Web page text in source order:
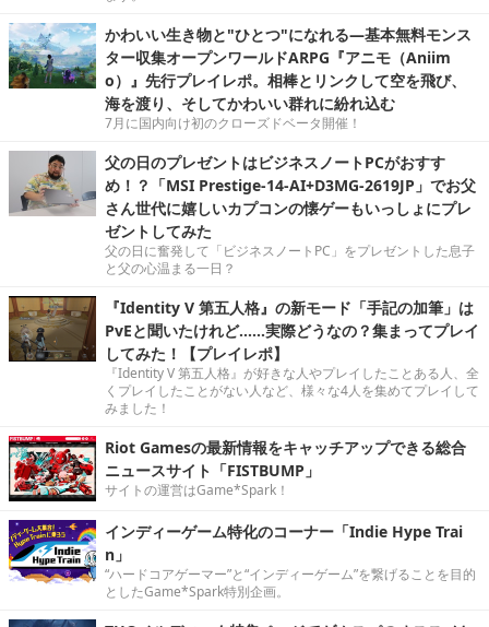
かわいい生き物と"ひとつ"になれる―基本無料モンス
ター収集オープンワールドARPG『アニモ（Aniim
o）』先行プレイレポ。相棒とリンクして空を飛び、
海を渡り、そしてかわいい群れに紛れ込む
7月に国内向け初のクローズドベータ開催！
父の日のプレゼントはビジネスノートPCがおすす
め！？「MSI Prestige-14-AI+D3MG-2619JP」でお父
さん世代に嬉しいカプコンの懐ゲーもいっしょにプレ
ゼントしてみた
父の日に奮発して「ビジネスノートPC」をプレゼントした息子
と父の心温まる一日？
『Identity V 第五人格』の新モード「手記の加筆」は
PvEと聞いたけれど……実際どうなの？集まってプレイ
してみた！【プレイレポ】
『Identity V 第五人格』が好きな人やプレイしたことある人、全
くプレイしたことがない人など、様々な4人を集めてプレイして
みました！
Riot Gamesの最新情報をキャッチアップできる総合
ニュースサイト「FISTBUMP」
サイトの運営はGame*Spark！
インディーゲーム特化のコーナー「Indie Hype Trai
n」
“ハードコアゲーマー”と“インディーゲーム”を繋げることを目的
としたGame*Spark特別企画。